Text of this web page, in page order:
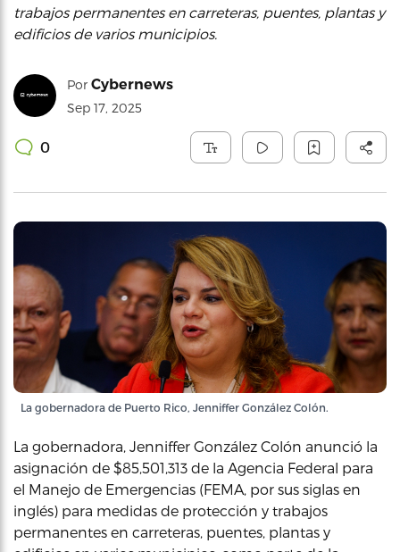
trabajos permanentes en carreteras, puentes, plantas y
edificios de varios municipios.
Por Cybernews
Sep 17, 2025
0
La gobernadora de Puerto Rico, Jenniffer González Colón.
La gobernadora, Jenniffer González Colón anunció la
asignación de $85,501,313 de la Agencia Federal para
el Manejo de Emergencias (FEMA, por sus siglas en
inglés) para medidas de protección y trabajos
permanentes en carreteras, puentes, plantas y